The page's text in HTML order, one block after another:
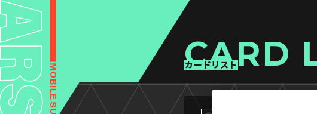
CARD
カードリスト